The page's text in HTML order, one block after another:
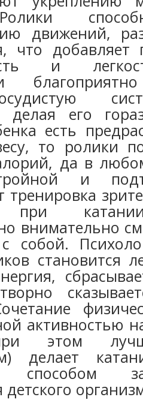
движений,
что добавляет
и
делая его
есть
то ролики
да в
и
тренировка
при
внимательно
собой.
становится
активностью
этом
делает
способом
детского